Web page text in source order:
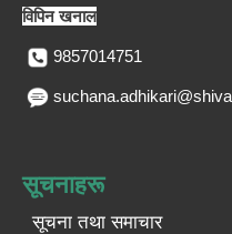
विपिन खनाल
9857014751
सूचनाहरू
सूचना तथा समाचार